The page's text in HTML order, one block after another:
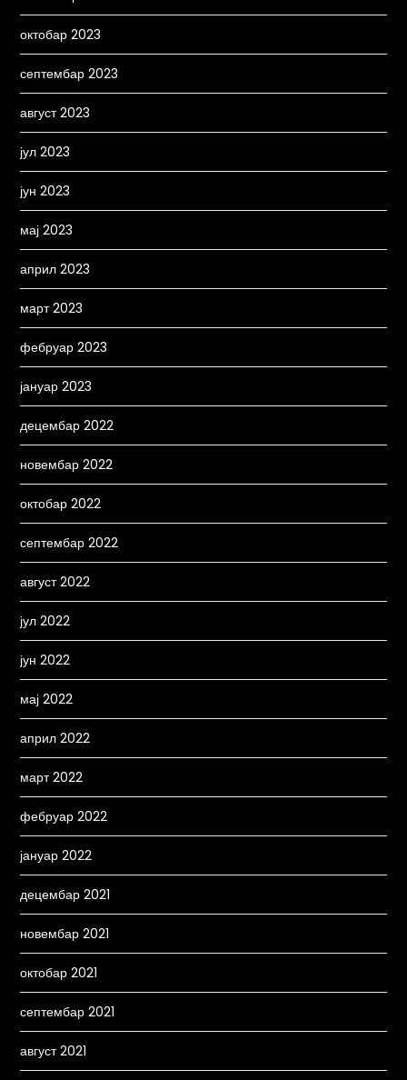
октобар 2023
септембар 2023
август 2023
јул 2023
јун 2023
мај 2023
април 2023
март 2023
фебруар 2023
јануар 2023
децембар 2022
новембар 2022
октобар 2022
септембар 2022
август 2022
јул 2022
јун 2022
мај 2022
април 2022
март 2022
фебруар 2022
јануар 2022
децембар 2021
новембар 2021
октобар 2021
септембар 2021
август 2021